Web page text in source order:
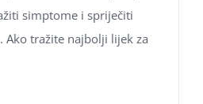
simptome i spriječiti
Ako tražite najbolji lijek za